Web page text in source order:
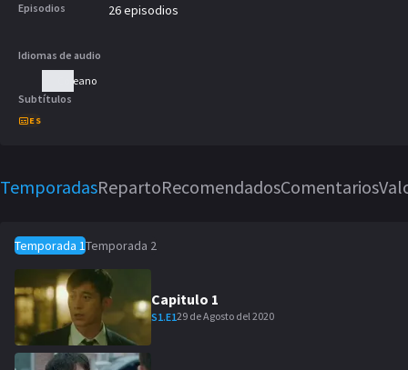
Episodios 26 episodios
Idiomas de audio
Coreano
Subtítulos
ES
TemporadasRepartoRecomendadosComentarios
Temporada 1Temporada 2
Capitulo 1
S1.E129 de Agosto del 2020